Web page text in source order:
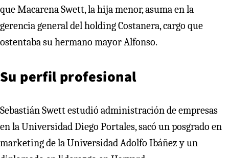
que Macarena Swett, la hija menor, asuma en la
gerencia general del holding Costanera, cargo que
ostentaba su hermano mayor Alfonso.
Su perfil profesional
Sebastián Swett estudió administración de empresas
en la Universidad Diego Portales, sacó un posgrado en
marketing de la Universidad Adolfo Ibáñez y un